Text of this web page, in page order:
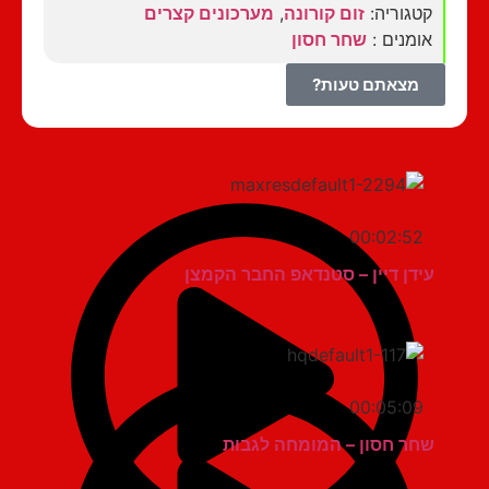
קטגוריה:זום קורונה , מערכונים קצרים
אומנים :שחר חסון
מצאתם טעות?
00:02:52
עידן דיין – סטנדאפ החבר הקמצן
00:05:09
שחר חסון – המומחה לגבות